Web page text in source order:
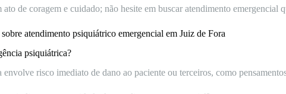
de coragem e cuidado; não hesite em buscar atendimento emergencial
atendimento psiquiátrico emergencial em Juiz de Fora
psiquiátrica?
risco imediato de dano ao paciente ou terceiros, como